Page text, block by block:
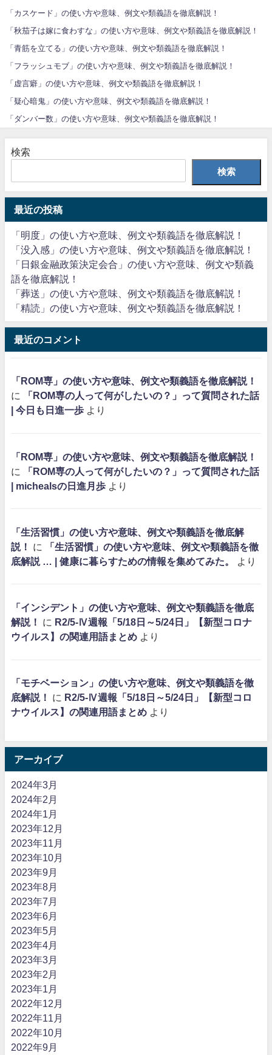
「カスケード」の使い方や意味、例文や類義語を徹底解説！
「秋茄子は嫁に食わすな」の使い方や意味、例文や類義語を徹底解説！
「青筋を立てる」の使い方や意味、例文や類義語を徹底解説！
「フラッシュモブ」の使い方や意味、例文や類義語を徹底解説！
「虚言癖」の使い方や意味、例文や類義語を徹底解説！
「疑心暗鬼」の使い方や意味、例文や類義語を徹底解説！
「ダンバー数」の使い方や意味、例文や類義語を徹底解説！
検索
検索
最近の投稿
「明度」の使い方や意味、例文や類義語を徹底解説！
「没入感」の使い方や意味、例文や類義語を徹底解説！
「日銀金融政策決定会合」の使い方や意味、例文や類義
語を徹底解説！
「葬送」の使い方や意味、例文や類義語を徹底解説！
「精読」の使い方や意味、例文や類義語を徹底解説！
最近のコメント
「ROM専」の使い方や意味、例文や類義語を徹底解説！
に
「ROM専の人って何がしたいの？」って質問された話
| 今日も日進一歩 より
「ROM専」の使い方や意味、例文や類義語を徹底解説！
に
「ROM専の人って何がしたいの？」って質問された話
| michealsの日進月歩 より
「生活習慣」の使い方や意味、例文や類義語を徹底解
説！
に
「生活習慣」の使い方や意味、例文や類義語を徹
底解説 … | 健康に暮らすための情報を集めてみた。
より
「インシデント」の使い方や意味、例文や類義語を徹底
解説！
に R2/5-Ⅳ週報「5/18日～5/24日」【新型コロナ
ウイルス】の関連用語まとめ より
「モチベーション」の使い方や意味、例文や類義語を徹
底解説！
に R2/5-Ⅳ週報「5/18日～5/24日」【新型コロ
ナウイルス】の関連用語まとめ より
アーカイブ
2024年3月
2024年2月
2024年1月
2023年12月
2023年11月
2023年10月
2023年9月
2023年8月
2023年7月
2023年6月
2023年5月
2023年4月
2023年3月
2023年2月
2023年1月
2022年12月
2022年11月
2022年10月
2022年9月